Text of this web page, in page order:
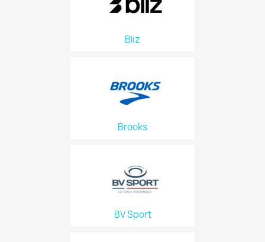
Bliz
Brooks
BV Sport